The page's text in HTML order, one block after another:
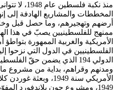
منذ نكبة
المخططات والمشاريع الهادفة إلى
أرضهم وتهجيرهم، وما حصل قبل
ممنهج للفلسطينيين يصبّ في هذا
الأمريكية والغربية الممهورة
الفلسطينيين في الدول التي نزحوا
الدولي 194 الذي يضمن حقّ
ومدنهم وقراهم، بداية من مشروع
الأمريكي سنة 1949،
1949، ومشروع جون بلاندفورد